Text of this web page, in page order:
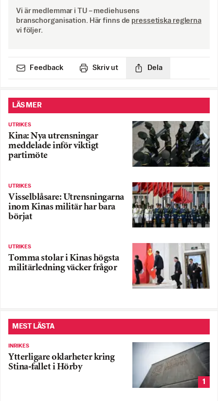
Vi är medlemmar i TU – mediehusens
branschorganisation. Här finns de pressetiska reglerna
vi följer.
Feedback Skriv ut Dela
LÄS MER
UTRIKES
Kina: Nya utrensningar
meddelade inför viktigt
partimöte
UTRIKES
Visselblåsare: Utrensningarna
inom Kinas militär har bara
börjat
UTRIKES
Tomma stolar i Kinas högsta
militärledning väcker frågor
MEST LÄSTA
INRIKES
Ytterligare oklarheter kring
Stina-fallet i Hörby
1